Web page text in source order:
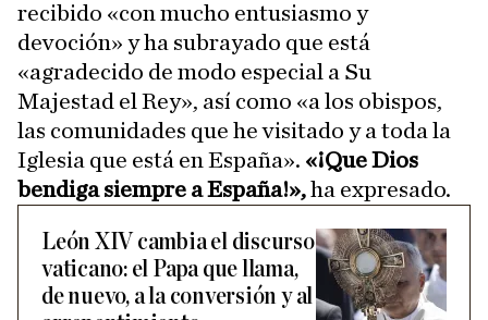
recibido «con mucho entusiasmo y
devoción» y ha subrayado que está
«agradecido de modo especial a Su
Majestad el Rey», así como «a los obispos,
las comunidades que he visitado y a toda la
Iglesia que está en España». «¡Que Dios
bendiga siempre a España!»,ha expresado.
León XIV cambia el discurso
vaticano: el Papa que llama,
de nuevo, a la conversión y al